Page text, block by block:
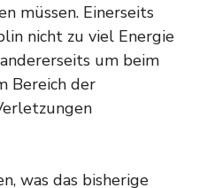
müssen. Einerseits
nicht zu viel Energie
um beim
Bereich der
was das bisherige